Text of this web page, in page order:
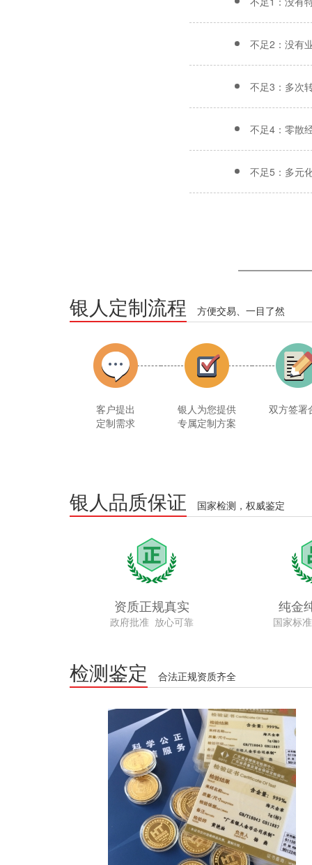
不足2：没有
不足3：多次
不足4：零散
不足5：多元
银人定制流程 方便交易、一目了然
客户提出
定制需求
银人为您提供
专属定制方案
双方签署
银人品质保证 国家检测，权威鉴定
资质正规真实
政府批准 放心可靠
纯金
国家标
检测鉴定 合法正规资质齐全